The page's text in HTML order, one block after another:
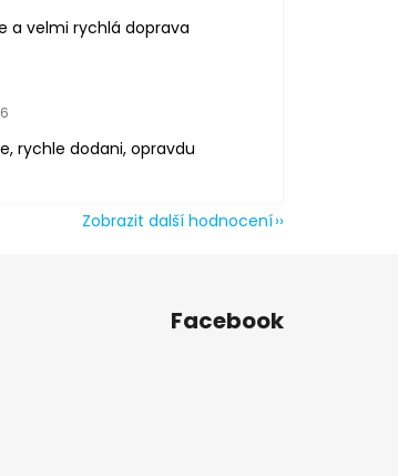
a velmi rychlá doprava
obchodu je 5 z 5 hvězdiček.
rychle dodani, opravdu
Zobrazit další hodnocení
Facebook